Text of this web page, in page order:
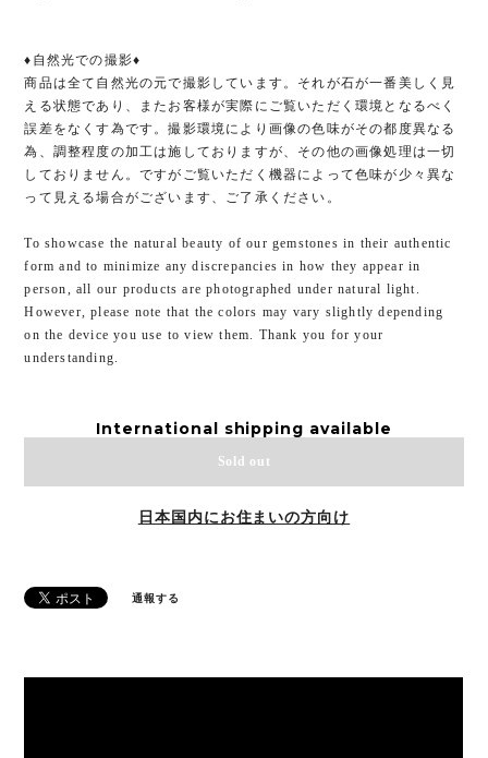
♦︎自然光での撮影♦︎
商品は全て自然光の元で撮影しています。それが石が一番美しく見
える状態であり、またお客様が実際にご覧いただく環境となるべく
誤差をなくす為です。撮影環境により画像の色味がその都度異なる
為、調整程度の加工は施しておりますが、その他の画像処理は一切
しておりません。ですがご覧いただく機器によって色味が少々異な
って見える場合がございます、ご了承ください。
To showcase the natural beauty of our gemstones in their authentic
form and to minimize any discrepancies in how they appear in
person, all our products are photographed under natural light.
However, please note that the colors may vary slightly depending
on the device you use to view them. Thank you for your
understanding.
International shipping available
Sold out
日本国内にお住まいの方向け
通報する